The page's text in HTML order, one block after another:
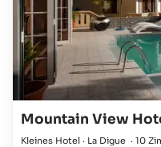
Mountain View
Kleines Hotel · La Digue · 10